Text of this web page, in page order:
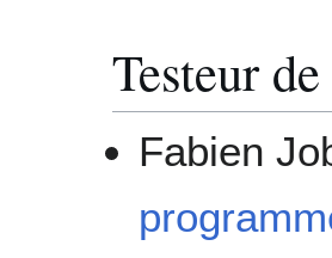
Testeur
Fabien